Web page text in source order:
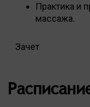
Практика и
массажа.
Зачет